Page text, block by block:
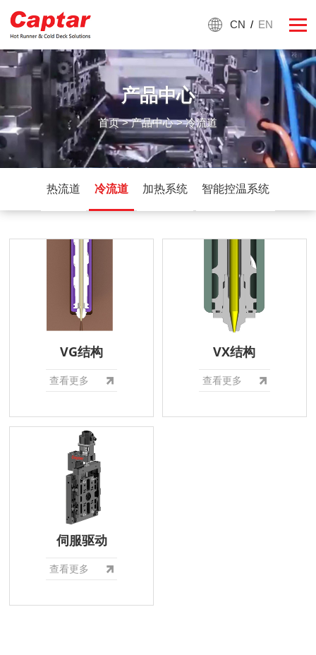
CN / EN
产品中心
首页>产品中心> 冷流道
热流道 冷流道 加热系统 智能控温系统
VG结构
查看更多
VX结构
查看更多
伺服驱动
查看更多